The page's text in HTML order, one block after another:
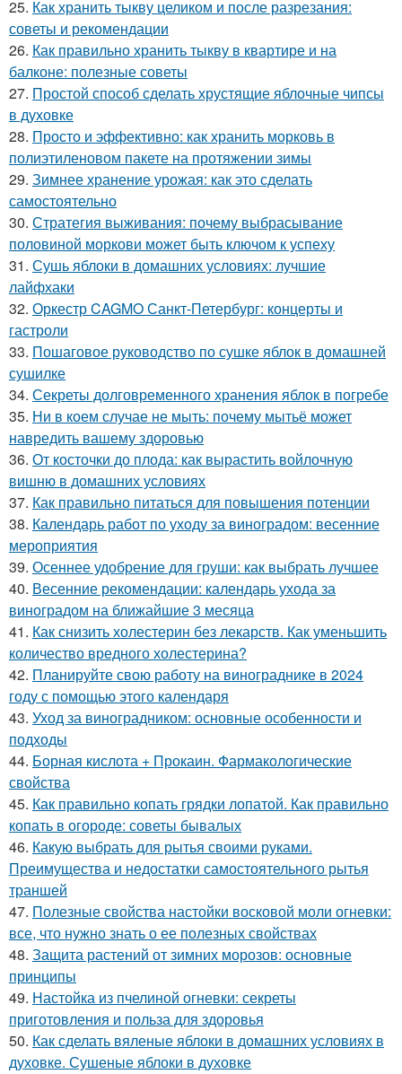
25. Как хранить тыкву целиком и после разрезания:
советы и рекомендации
26. Как правильно хранить тыкву в квартире и на
балконе: полезные советы
27. Простой способ сделать хрустящие яблочные чипсы
в духовке
28. Просто и эффективно: как хранить морковь в
полиэтиленовом пакете на протяжении зимы
29. Зимнее хранение урожая: как это сделать
самостоятельно
30. Стратегия выживания: почему выбрасывание
половиной моркови может быть ключом к успеху
31. Сушь яблоки в домашних условиях: лучшие
лайфхаки
32. Оркестр CAGMO Санкт-Петербург: концерты и
гастроли
33. Пошаговое руководство по сушке яблок в домашней
сушилке
34. Секреты долговременного хранения яблок в погребе
35. Ни в коем случае не мыть: почему мытьё может
навредить вашему здоровью
36. От косточки до плода: как вырастить войлочную
вишню в домашних условиях
37. Как правильно питаться для повышения потенции
38. Календарь работ по уходу за виноградом: весенние
мероприятия
39. Осеннее удобрение для груши: как выбрать лучшее
40. Весенние рекомендации: календарь ухода за
виноградом на ближайшие 3 месяца
41. Как снизить холестерин без лекарств. Как уменьшить
количество вредного холестерина?
42. Планируйте свою работу на винограднике в 2024
году с помощью этого календаря
43. Уход за виноградником: основные особенности и
подходы
44. Борная кислота + Прокаин. Фармакологические
свойства
45. Как правильно копать грядки лопатой. Как правильно
копать в огороде: советы бывалых
46. Какую выбрать для рытья своими руками.
Преимущества и недостатки самостоятельного рытья
траншей
47. Полезные свойства настойки восковой моли огневки:
все, что нужно знать о ее полезных свойствах
48. Защита растений от зимних морозов: основные
принципы
49. Настойка из пчелиной огневки: секреты
приготовления и польза для здоровья
50. Как сделать вяленые яблоки в домашних условиях в
духовке. Сушеные яблоки в духовке